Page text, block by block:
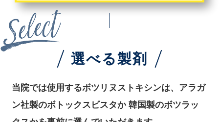
選べる製剤
当院では使用するボツリヌストキシンは、アラガ
ン社製のボトックスビスタか韓国製のボツラッ